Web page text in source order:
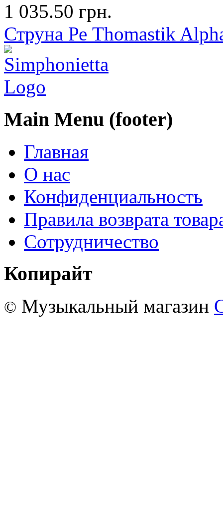
1 035.50 грн.
Струна Ре Thomastik
Main Menu (footer)
Главная
О нас
Конфиденциальность
Правила возврата
Сотрудничество
Копирайт
© Музыкальный магазин